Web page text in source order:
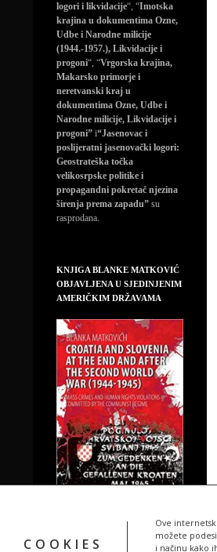
COOKIES
Ove
možete
i načinu kako
logori i likvidacije“, “Imotska
krajina u dokumentima Ozne,
Udbe i Narodne milicije
(1944.-1957.), Likvidacije i
progoni“, “Vrgorska krajina,
Makarsko primorje i
neretvanski kraj u
dokumentima Ozne, Udbe i
Narodne milicije, Likvidacije i
progoni” i“Jasenovac i
poslijeratni jasenovački logori:
Geostrateška točka
velikosrpske politike i
propagandni pokretač njezina
širenja prema zapadu” su
rasprodana.
KNJIGA BLANKE MATKOVIĆ
OBJAVLJENA U SJEDINJENIM
AMERIČKIM DRŽAVAMA